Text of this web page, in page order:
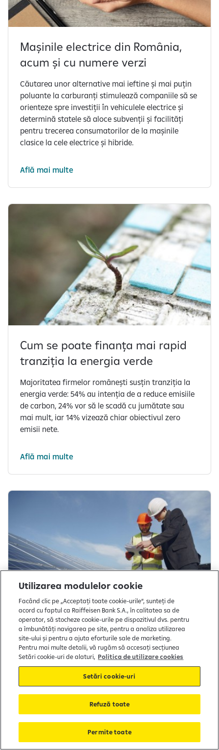
Mașinile electrice din România,
acum și cu numere verzi
Căutarea unor alternative mai ieftine și mai puțin
poluante la carburanți stimulează companiile să se
orienteze spre investiții în vehiculele electrice și
determină statele să aloce subvenții și facilități
pentru trecerea consumatorilor de la mașinile
clasice la cele electrice și hibride.
Află mai multe
Cum se poate finanța mai rapid
tranziția la energia verde
Majoritatea firmelor românești susțin tranziția la
energia verde: 54% au intenția de a reduce emisiile
de carbon, 24% vor să le scadă cu jumătate sau
mai mult, iar 14% vizează chiar obiectivul zero
emisii nete.
Află mai multe
Cum va fi accelerată producția de
energie solară în Europa
Aprobările pentru instalarea de panouri
fotovoltaice pe clădirile din Uniunea Europeană nu
vor mai putea dura mai mult de trei luni, iar pentru
proiectele de energie regenerabilă instalate în zone
prioritare, avizarea nu va mai putea dura mai mult
Utilizarea modulelor cookie
Facând clic pe „Acceptați toate cookie-urile”, sunteți de
acord cu faptul ca Raiffeisen Bank S.A., în calitatea sa de
operator, să stocheze cookie-urile pe dispozitivul dvs. pentru
a îmbunătăți navigarea pe site, pentru a analiza utilizarea
site-ului și pentru a ajuta eforturile sale de marketing.
Pentru mai multe detalii, vă rugăm să accesați secțiunea
Setări cookie-uri de alaturi, Politica de utilizare cookies
Setări cookie-uri
Refuză toate
Permite toate